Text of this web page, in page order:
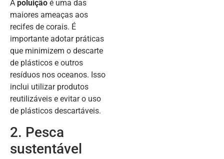
A poluição é uma das
maiores ameaças aos
recifes de corais. É
importante adotar práticas
que minimizem o descarte
de plásticos e outros
resíduos nos oceanos. Isso
inclui utilizar produtos
reutilizáveis e evitar o uso
de plásticos descartáveis.
2. Pesca
sustentável